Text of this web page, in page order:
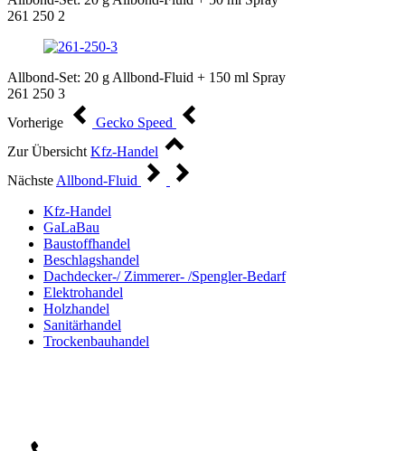
261 250 2
Allbond-Set: 20 g Allbond-Fluid + 150 ml Spray
261 250 3
Vorherige
Gecko Speed
Zur Übersicht Kfz-Handel
Nächste Allbond-Fluid
Kfz-Handel
GaLaBau
Baustoffhandel
Beschlagshandel
Dachdecker-/ Zimmerer- /Spengler-Bedarf
Elektrohandel
Holzhandel
Sanitärhandel
Trockenbauhandel